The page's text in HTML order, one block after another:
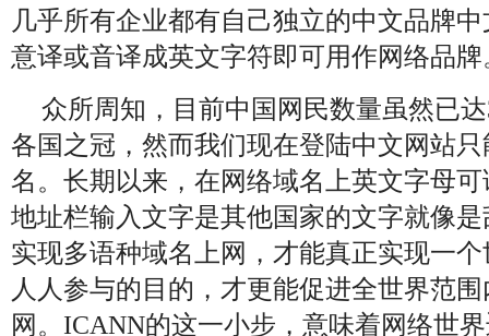
几乎所有企业都有自己独立的中文品牌
意译或音译成英文字符即可用作网络品牌
众所周知，目前中国网民数量虽然已
各国之冠，然而我们现在登陆中文网站
名。长期以来，在网络域名上英文字母
地址栏输入文字是其他国家的文字就像
实现多语种域名上网，才能真正实现一
人人参与的目的，才更能促进全世界范
网。ICANN的这一小步，意味着网络世